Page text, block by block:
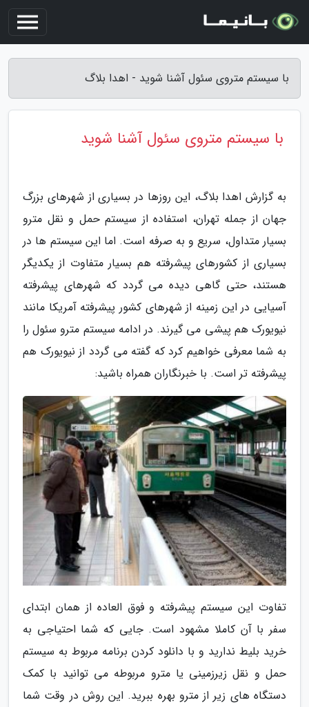
با سیستم متروی سئول آشنا شوید - اهدا بلاگ
با سیستم متروی سئول آشنا شوید
به گزارش اهدا بلاگ، این روزها در بسیاری از شهرهای بزرگ
جهان از جمله تهران، استفاده از سیستم حمل و نقل مترو
بسیار متداول، سریع و به صرفه است. اما این سیستم ها در
بسیاری از کشورهای پیشرفته هم بسیار متفاوت از یکدیگر
هستند، حتی گاهی دیده می گردد که شهرهای پیشرفته
آسیایی در این زمینه از شهرهای کشور پیشرفته آمریکا مانند
نیویورک هم پیشی می گیرند. در ادامه سیستم مترو سئول را
به شما معرفی خواهیم کرد که گفته می گردد از نیویورک هم
پیشرفته تر است. با خبرنگاران همراه باشید:
تفاوت این سیستم پیشرفته و فوق العاده از همان ابتدای
سفر با آن کاملا مشهود است. جایی که شما احتیاجی به
خرید بلیط ندارید و با دانلود کردن برنامه مربوط به سیستم
حمل و نقل زیرزمینی یا مترو مربوطه می توانید با کمک
دستگاه های زیر از مترو بهره ببرید. این روش در وقت شما